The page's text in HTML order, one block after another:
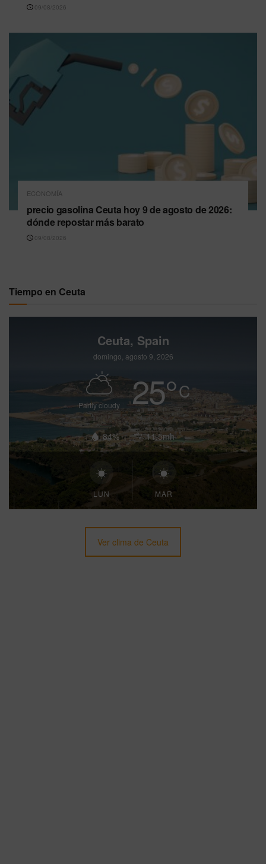
09/08/2026
ECONOMÍA
precio gasolina Ceuta hoy 9 de agosto de 2026:
dónde repostar más barato
09/08/2026
Tiempo en Ceuta
Ceuta, Spain
domingo, agosto 9, 2026
Partly cloudy 25°C
84% 11.5mh
LUN MAR
Ver clima de Ceuta